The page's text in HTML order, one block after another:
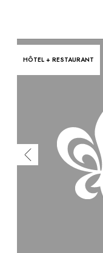
HÔTEL + RESTAURANT